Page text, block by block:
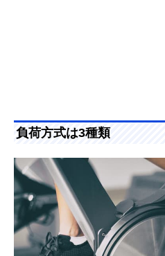
負荷方式は3種類